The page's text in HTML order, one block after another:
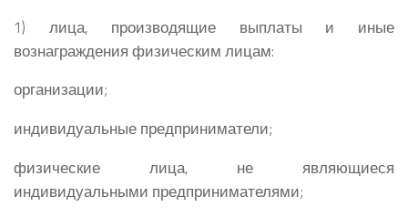
1) лица, производящие выплаты и иные
вознаграждения физическим лицам:
организации;
индивидуальные предприниматели;
физические лица, не являющиеся
индивидуальными предпринимателями;